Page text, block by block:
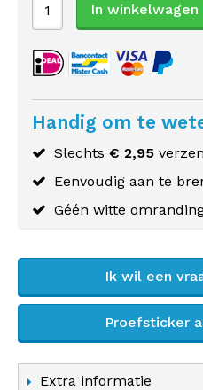
In winkelwagen
Handig om te
Slechts € 2,95
Eenvoudig aan te
Géén witte
Ik wil een
Proefsticker
Extra informatie